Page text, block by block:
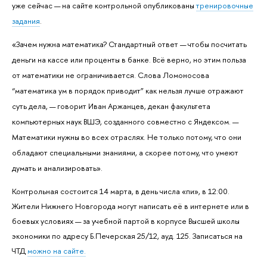
уже сейчас — на сайте контрольной опубликованытренировочные
задания.
«Зачем нужна математика? Стандартный ответ — чтобы посчитать
деньги на кассе или проценты в банке. Всё верно, но этим польза
от математики не ограничивается. Слова Ломоносова
“математика ум в порядок приводит” как нельзя лучше отражают
суть дела, — говорит Иван Аржанцев, декан факультета
компьютерных наук ВШЭ, созданного совместно с Яндексом. —
Математики нужны во всех отраслях. Не только потому, что они
обладают специальными знаниями, а скорее потому, что умеют
думать и анализировать».
Контрольная состоится 14 марта, в день числа «пи», в 12:00.
Жители Нижнего Новгорода могут написать её в интернете или в
боевых условиях — за учебной партой в корпусе Высшей школы
экономики по адресу Б.Печерская 25/12, ауд. 125. Записаться на
ЧТДможно на сайте.